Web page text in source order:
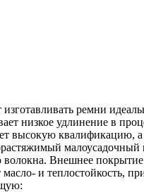
ремни
низкое удлинение в
квалификацию, а
волокна. Внешнее
и теплостойкость,